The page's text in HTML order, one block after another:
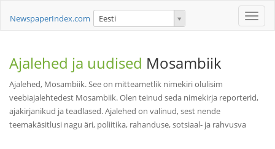
Toggle
NewspaperIndex.com Eesti
Ajalehed ja uudised Mosambiik
Ajalehed, Mosambiik. See on mitteametlik nimekiri olulisim
veebiajalehtedest Mosambiik. Olen teinud seda nimekirja reporterid,
ajakirjanikud ja teadlased. Ajalehed on valinud, sest nende
teemakäsitlusi nagu äri, poliitika, rahanduse, sotsiaal- ja rahvusva